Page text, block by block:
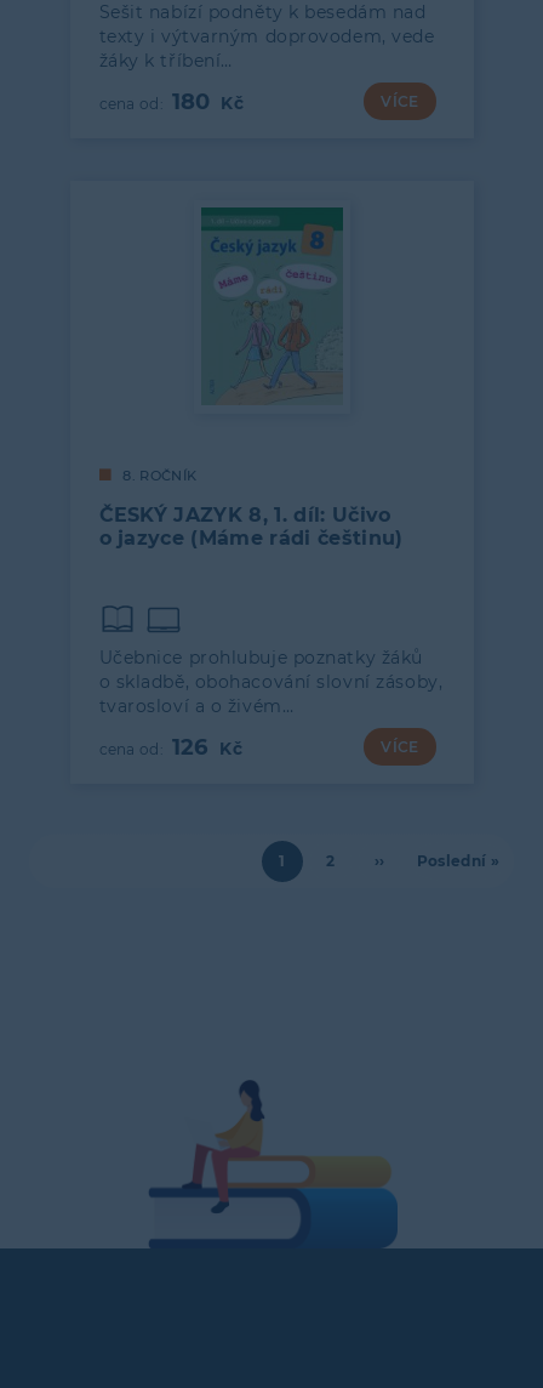
Sešit nabízí podněty k besedám nad
texty i výtvarným doprovodem, vede
žáky k tříbení…
180 VÍCE
8. ROČNÍK
ČESKÝ JAZYK 8, 1. díl: Učivo
o jazyce (Máme rádi češtinu)
Učebnice prohlubuje poznatky žáků
o skladbě, obohacování slovní zásoby,
tvarosloví a o živém…
126 VÍCE
Aktuální
1 Page
2
Následující
››
Poslední
Poslední »